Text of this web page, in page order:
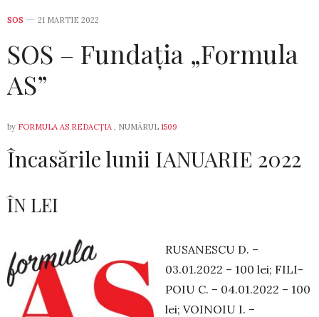
SOS 21 MARTIE 2022
SOS – Fundația „Formula
AS”
by FORMULA AS REDACȚIA , NUMĂRUL 1509
Încasările lunii IANUARIE 2022
ÎN LEI
RUSANESCU D. –
03.01.2022 – 100 lei; FILI­
POIU C. – 04.01.2022 – 100
lei; VOINOIU I. –